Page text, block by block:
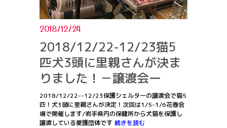
2018/12/24
2018/12/22-12/23猫5
匹犬3頭に里親さんが決ま
りました！－譲渡会ー
2018/12/22--12/23保護シェルターの譲渡会で猫5
匹！犬3頭に里親さんが決定！次回は1/5-1/6花巻会
場で開催します/岩手県内の保健所から犬猫を保護し
譲渡している愛護団体です 続きを読む